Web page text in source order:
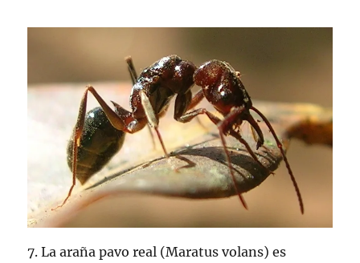
7. La araña pavo real (Maratus volans) es